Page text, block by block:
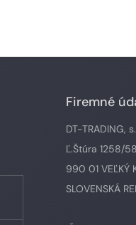
Firemné
DT-TRADING,
Ľ.Štúra 1258/58
990 01 VEĽKÝ
SLOVENSKÁ